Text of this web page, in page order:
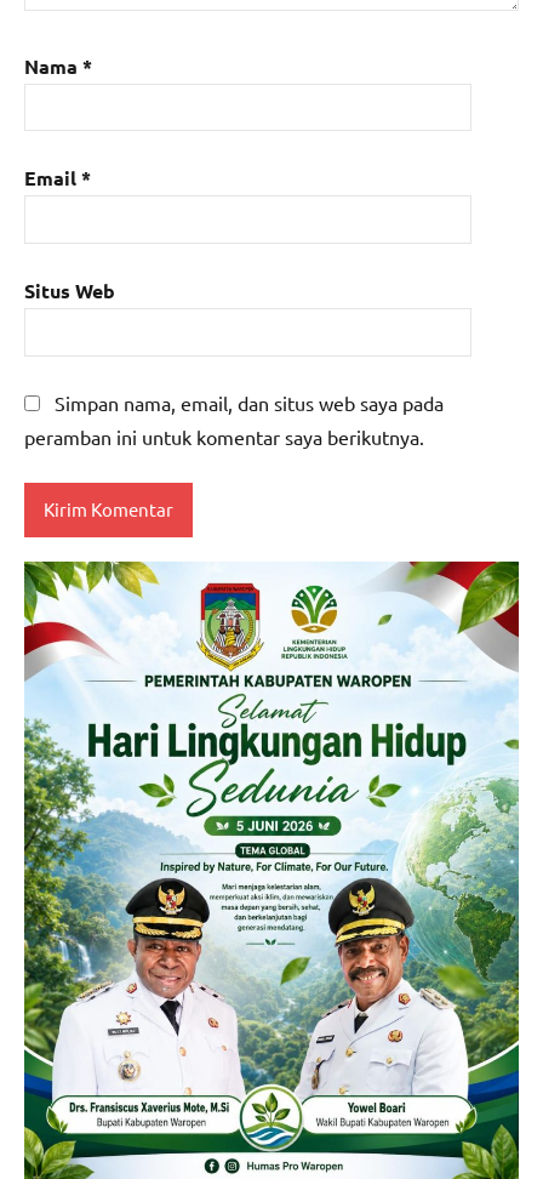
Nama *
Email*
Situs Web
Simpan nama, email, dan situs web saya pada
peramban ini untuk komentar saya berikutnya.